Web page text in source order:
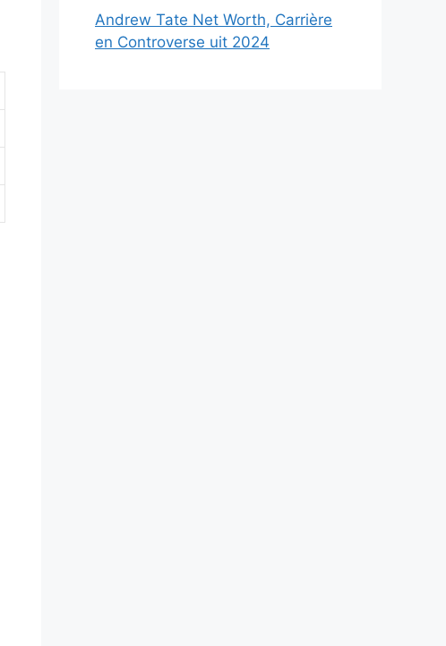
Andrew Tate Net Worth, Carrière
en Controverse uit 2024